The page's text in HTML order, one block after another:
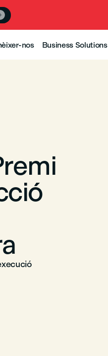
nos Business Solutions